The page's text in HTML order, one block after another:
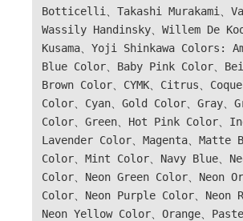
Botticelli、Takashi Murakami、
Wassily Handinsky、Willem De
Kusama、Yoji Shinkawa Colors:
Blue Color、Baby Pink Color、
Brown Color、CYMK、Citrus、
Color、Cyan、Gold Color、Gray、
Color、Green、Hot Pink Color、
Lavender Color、Magenta、Matte
Color、Mint Color、Navy Blue、
Color、Neon Green Color、Neon
Color、Neon Purple Color、Neon
Neon Yellow Color、Orange、